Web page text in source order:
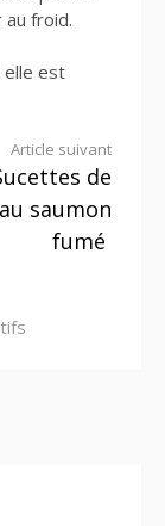
froid.
elle est
Article suivant
de
saumon
fumé